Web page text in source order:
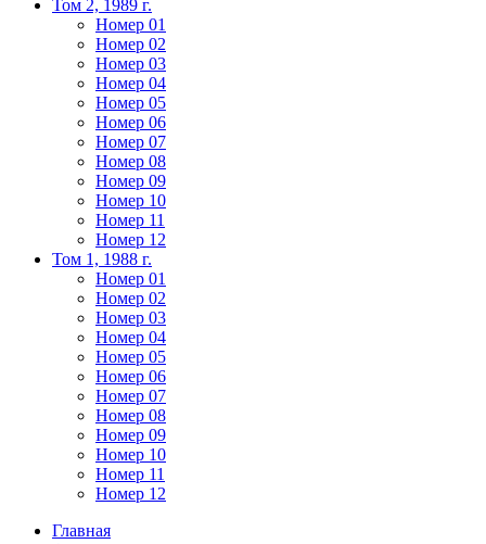
Том 2, 1989 г.
Номер 01
Номер 02
Номер 03
Номер 04
Номер 05
Номер 06
Номер 07
Номер 08
Номер 09
Номер 10
Номер 11
Номер 12
Том 1, 1988 г.
Номер 01
Номер 02
Номер 03
Номер 04
Номер 05
Номер 06
Номер 07
Номер 08
Номер 09
Номер 10
Номер 11
Номер 12
Главная